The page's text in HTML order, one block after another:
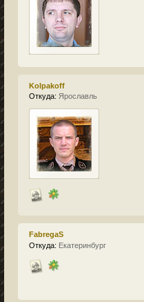
Kolpakoff
Откуда: Ярославль
FabregaS
Откуда: Екатеринбург